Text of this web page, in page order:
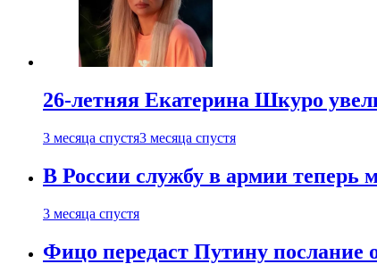
26-летняя Екатерина Шкуро
3 месяца спустя3 месяца спустя
В России службу в армии теперь
3 месяца спустя
Фицо передаст Путину послание